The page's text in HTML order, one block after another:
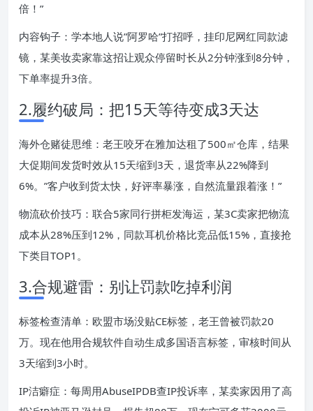
倍！”
内容钩子：学本地人说”阿罗哈”打招呼，挂印尼网红同款滤
镜，某美妆卖家靠这招让观众停留时长从2分钟涨到8分钟，
下单率提升3倍。
2.履约破局：把15天等待变成3天达
海外仓赌徒思维：老王咬牙在雅加达租了500㎡仓库，结果
大促期间发货时效从15天缩到3天，退货率从22%降到
6%。”客户收到货太快，好评率暴涨，自然流量跟着涨！”
物流砍价技巧：联合5家同行拼柜发海运，某3C卖家把物流
成本从28%压到12%，同款耳机价格比竞品低15%，直接抢
下类目TOP1。
3.合规避雷：别让罚款吃掉利润
标签检查清单：欧盟市场没贴CE标签，老王曾被罚款20
万。现在他用合规软件自动生成多国语言标签，审核时间从
3天缩到3小时。
IP洁癖症：每周用AbuseIPDB查IP投诉率，某卖家因用了高